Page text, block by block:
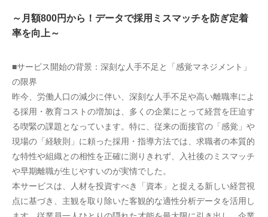
～月額800円から！データで採用ミスマッチを防ぎ定着
率を向上～
■サービス開始の背景：深刻な人手不足と「感覚マネジメント」
の限界
昨今、労働人口の減少に伴い、深刻な人手不足や高い離職率によ
る採用・教育コストの増加は、多くの企業にとって経営を圧迫す
る喫緊の課題となっています。特に、従来の面接官の「感覚」や
現場の「経験則」に頼った採用・指導方法では、求職者の本質的
な特性や組織との相性を正確に測りきれず、入社後のミスマッチ
や早期離職が生じやすいのが実情でした。
本サービスは、人材を投資すべき「資本」と捉える新しい経営視
点に基づき、主観を取り除いた客観的な適性分析データを活用し